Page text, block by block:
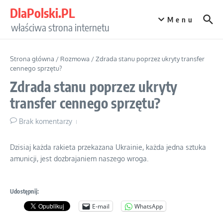
DlaPolski.PL
właściwa strona internetu
Menu
Strona główna / Rozmowa /Zdrada stanu poprzez ukryty transfer
cennego sprzętu?
Zdrada stanu poprzez ukryty
transfer cennego sprzętu?
Brak komentarzy
Dzisiaj każda rakieta przekazana Ukrainie, każda jedna sztuka
amunicji, jest dozbrajaniem naszego wroga.
Udostępnij:
E-mail WhatsApp